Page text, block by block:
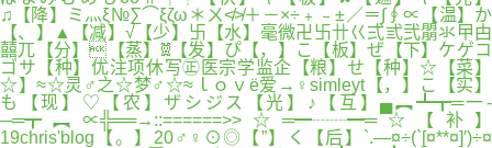
♫【降】ミ灬ξ№∑⌒ξζω＊ㄨ≮≯＋－×÷﹢﹣±／＝∫∮∝【温】か
【、】▲【减】√【少】卐【水】毫微卍卐卄巜弍弎弐朤氺曱甴
囍兀【分】【蒸】☠【发】ぴ【，】こ【板】ぜ【下】ケゲコ
ゴサ【种】优注项休写㊣医宗学监企【粮】せ【种】☆【菜】
☆】≈☆灵♂之☆梦♂☆≈ｌｏｖё爱→♀simleyt【，】こ【实】
も【现】♡【农】ザシジス【光】♪【互】▄︻┻┳═一-
─═┳︻∝╬══→::======>>☆═━┈┈━═☆【补】
19chris'blog【。】20♂♀⊙◎【”】く【后】`.—¤÷(`[¤**¤]′)÷¤